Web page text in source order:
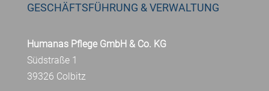
GESCHÄFTSFÜHRUNG & VERWALTUNG
Humanas Pflege GmbH & Co. KG
Südstraße 1
39326 Colbitz